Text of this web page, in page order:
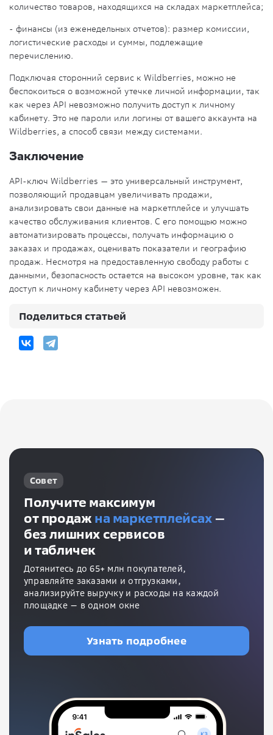
количество товаров, находящихся на складах маркетплейса;
- финансы (из еженедельных отчетов): размер комиссии,
логистические расходы и суммы, подлежащие
перечислению.
Подключая сторонний сервис к Wildberries, можно не
беспокоиться о возможной утечке личной информации, так
как через API невозможно получить доступ к личному
кабинету. Это не пароли или логины от вашего аккаунта на
Wildberries, а способ связи между системами.
Заключение
API-ключ Wildberries — это универсальный инструмент,
позволяющий продавцам увеличивать продажи,
анализировать свои данные на маркетплейсе и улучшать
качество обслуживания клиентов. С его помощью можно
автоматизировать процессы, получать информацию о
заказах и продажах, оценивать показатели и географию
продаж. Несмотря на предоставленную свободу работы с
данными, безопасность остается на высоком уровне, так как
доступ к личному кабинету через API невозможен.
Поделиться статьей
Совет
Получите максимум
от продаж на маркетплейсах—
без лишних сервисов
и табличек
Дотянитесь до 65+ млн покупателей,
управляйте заказами и отгрузками,
анализируйте выручку и расходы на каждой
площадке — в одном окне
Узнать подробнее